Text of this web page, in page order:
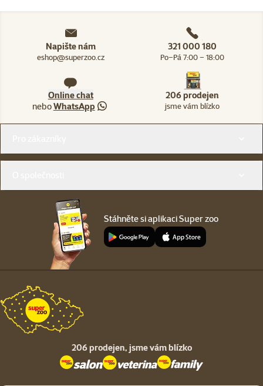
Napište nám
eshop@superzoo.cz
321 000 180
Po–Pá 7:00 – 18:00
Online chat
neboWhatsApp
206 prodejen
jsme vám blízko
Stáhněte si aplikaci Super zoo
206 prodejen, jsme vám blízko